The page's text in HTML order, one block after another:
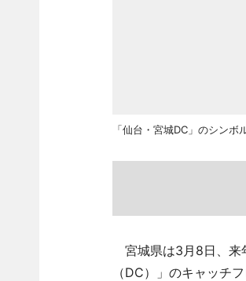
「仙台・宮城DC」のシン
宮城県は3月8日、来
（DC）」のキャッチ